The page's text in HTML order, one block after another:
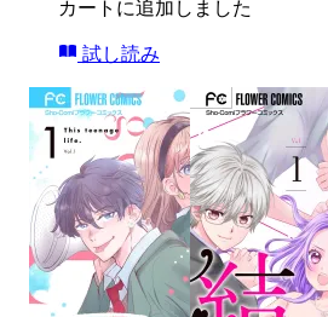
カートに追加しました
試し読み